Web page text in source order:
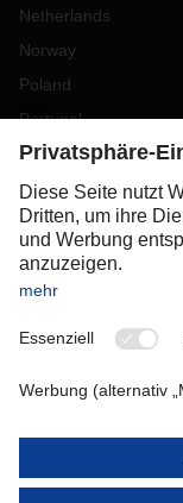
Netherlands
Norway
Poland
Portugal
Romania
Slovakia
Spain
Sweden
Switzerland
OCEANIA